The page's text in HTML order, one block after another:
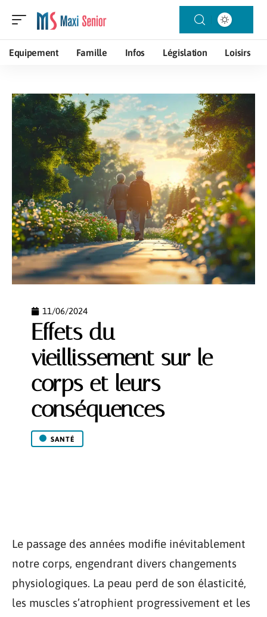
Equipement Famille Infos Législation Loisirs
11/06/2024
Effets du
vieillissement sur le
corps et leurs
conséquences
SANTÉ
Le passage des années modifie inévitablement
notre corps, engendrant divers changements
physiologiques. La peau perd de son élasticité,
les muscles s’atrophient progressivement et les